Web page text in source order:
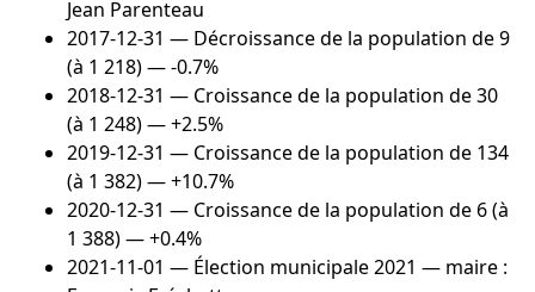
Jean Parenteau
2017-12-31 — Décroissance de la population de 9
(à 1 218) — -0.7%
2018-12-31 — Croissance de la population de 30
(à 1 248) — +2.5%
2019-12-31 — Croissance de la population de 134
(à 1 382) — +10.7%
2020-12-31 — Croissance de la population de 6 (à
1 388) — +0.4%
2021-11-01 — Élection municipale 2021 — maire :